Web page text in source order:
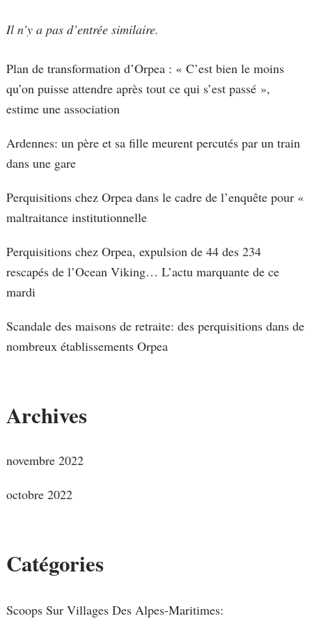
Il n’y a pas d’entrée similaire.
Plan de transformation d’Orpea : « C’est bien le moins
qu’on puisse attendre après tout ce qui s’est passé »,
estime une association
Ardennes: un père et sa fille meurent percutés par un train
dans une gare
Perquisitions chez Orpea dans le cadre de l’enquête pour «
maltraitance institutionnelle
Perquisitions chez Orpea, expulsion de 44 des 234
rescapés de l’Ocean Viking… L’actu marquante de ce
mardi
Scandale des maisons de retraite: des perquisitions dans de
nombreux établissements Orpea
Archives
novembre 2022
octobre 2022
Catégories
Scoops Sur Villages Des Alpes-Maritimes: